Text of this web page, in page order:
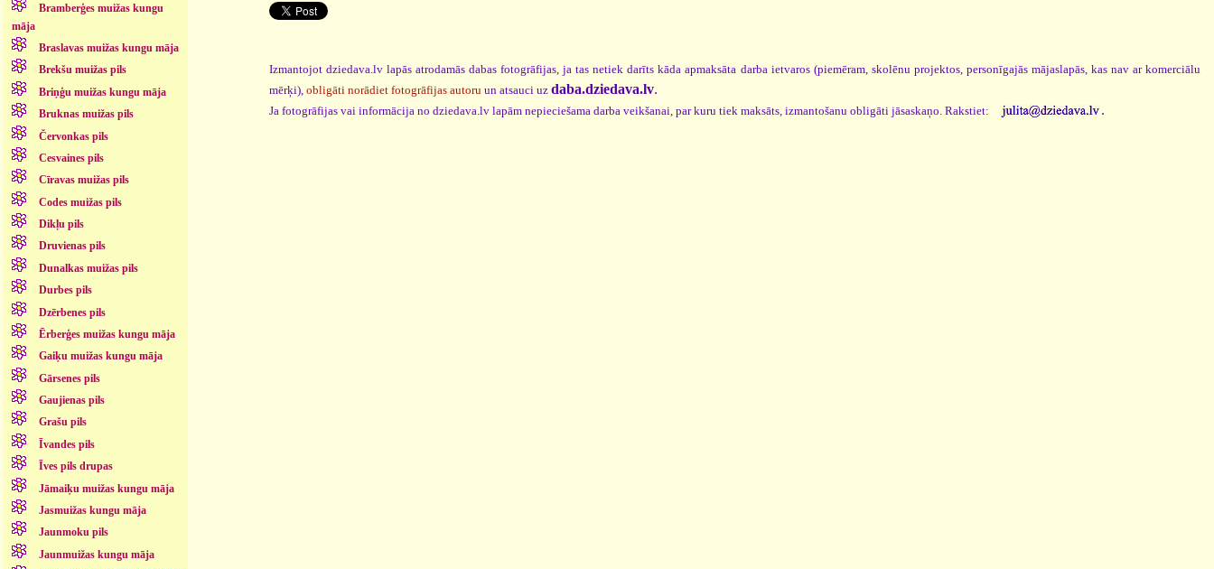
Bramberģes muižas kungu
māja
Braslavas muižas kungu māja
Brekšu muižas pils
Briņģu muižas kungu māja
Bruknas muižas pils
Červonkas pils
Cesvaines pils
Cīravas muižas pils
Codes muižas pils
Dikļu pils
Druvienas pils
Dunalkas muižas pils
Durbes pils
Dzērbenes pils
Ērberģes muižas kungu māja
Gaiķu muižas kungu māja
Gārsenes pils
Gaujienas pils
Grašu pils
Īvandes pils
Īves pils drupas
Jāmaiķu muižas kungu māja
Jasmuižas kungu māja
Jaunmoku pils
Jaunmuižas kungu māja
Izmantojot dziedava.lv lapās atrodamās dabas fotogrāfijas, ja tas netiek darīts kāda apmaksāta darba ietvaros (piemēram, skolēnu projektos, personīgajās mājaslapās, kas nav ar komerciālu
mērķi), obligāti norādiet fotogrāfijas autoru un atsauci uz daba.dziedava.lv.
Ja fotogrāfijas vai informācija no dziedava.lv lapām nepieciešama darba veikšanai, par kuru tiek maksāts, izmantošanu obligāti jāsaskaņo. Rakstiet: .